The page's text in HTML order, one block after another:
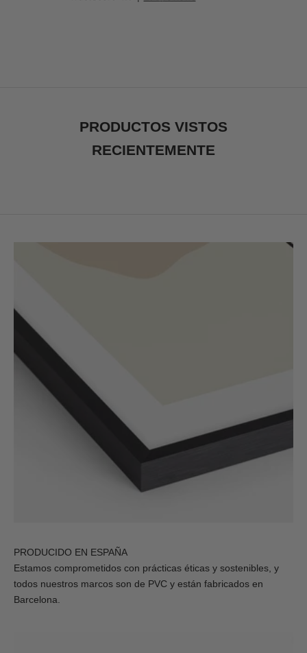
PRODUCTOS VISTOS
RECIENTEMENTE
PRODUCIDO EN ESPAÑA
Estamos comprometidos con prácticas éticas y sostenibles, y
todos nuestros marcos son de PVC y están fabricados en
Barcelona.